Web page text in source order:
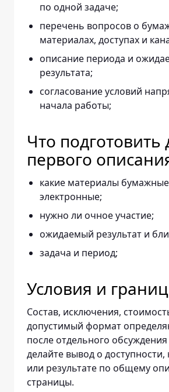
по одной задаче;
перечень вопросов о
материалах, доступах и
описание периода и
результата;
согласование условий
начала работы;
Что подготовить
первого
какие материалы
электронные;
нужно ли очное участие;
ожидаемый результат и
задача и период;
Условия и
Состав, исключения,
допустимый формат
после отдельного
делайте вывод о
или результате по общему
страницы.